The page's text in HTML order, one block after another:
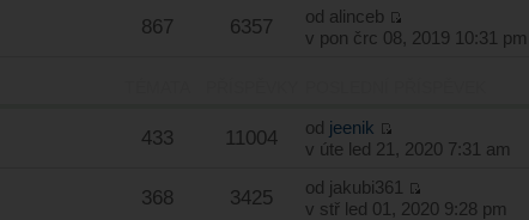
867 6357 od alinceb
v pon črc 08, 2019 10:31 pm
433 11004 od jeenik
v úte led 21, 2020 7:31 am
368 3425 od jakubi361
v stř led 01, 2020 9:28 pm